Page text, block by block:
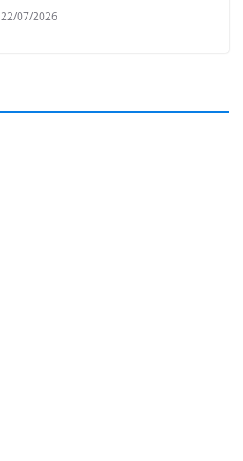
22/07/2026